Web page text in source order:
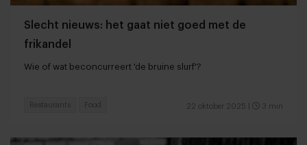
Slecht nieuws: het gaat niet goed met de
frikandel
Wie of wat beconcurreert 'de bruine slurf'?
22 oktober 2025 3 min
Restaurants Food